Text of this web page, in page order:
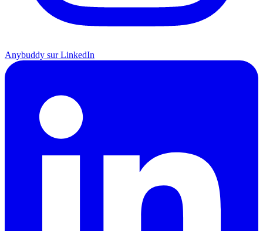
Anybuddy sur LinkedIn